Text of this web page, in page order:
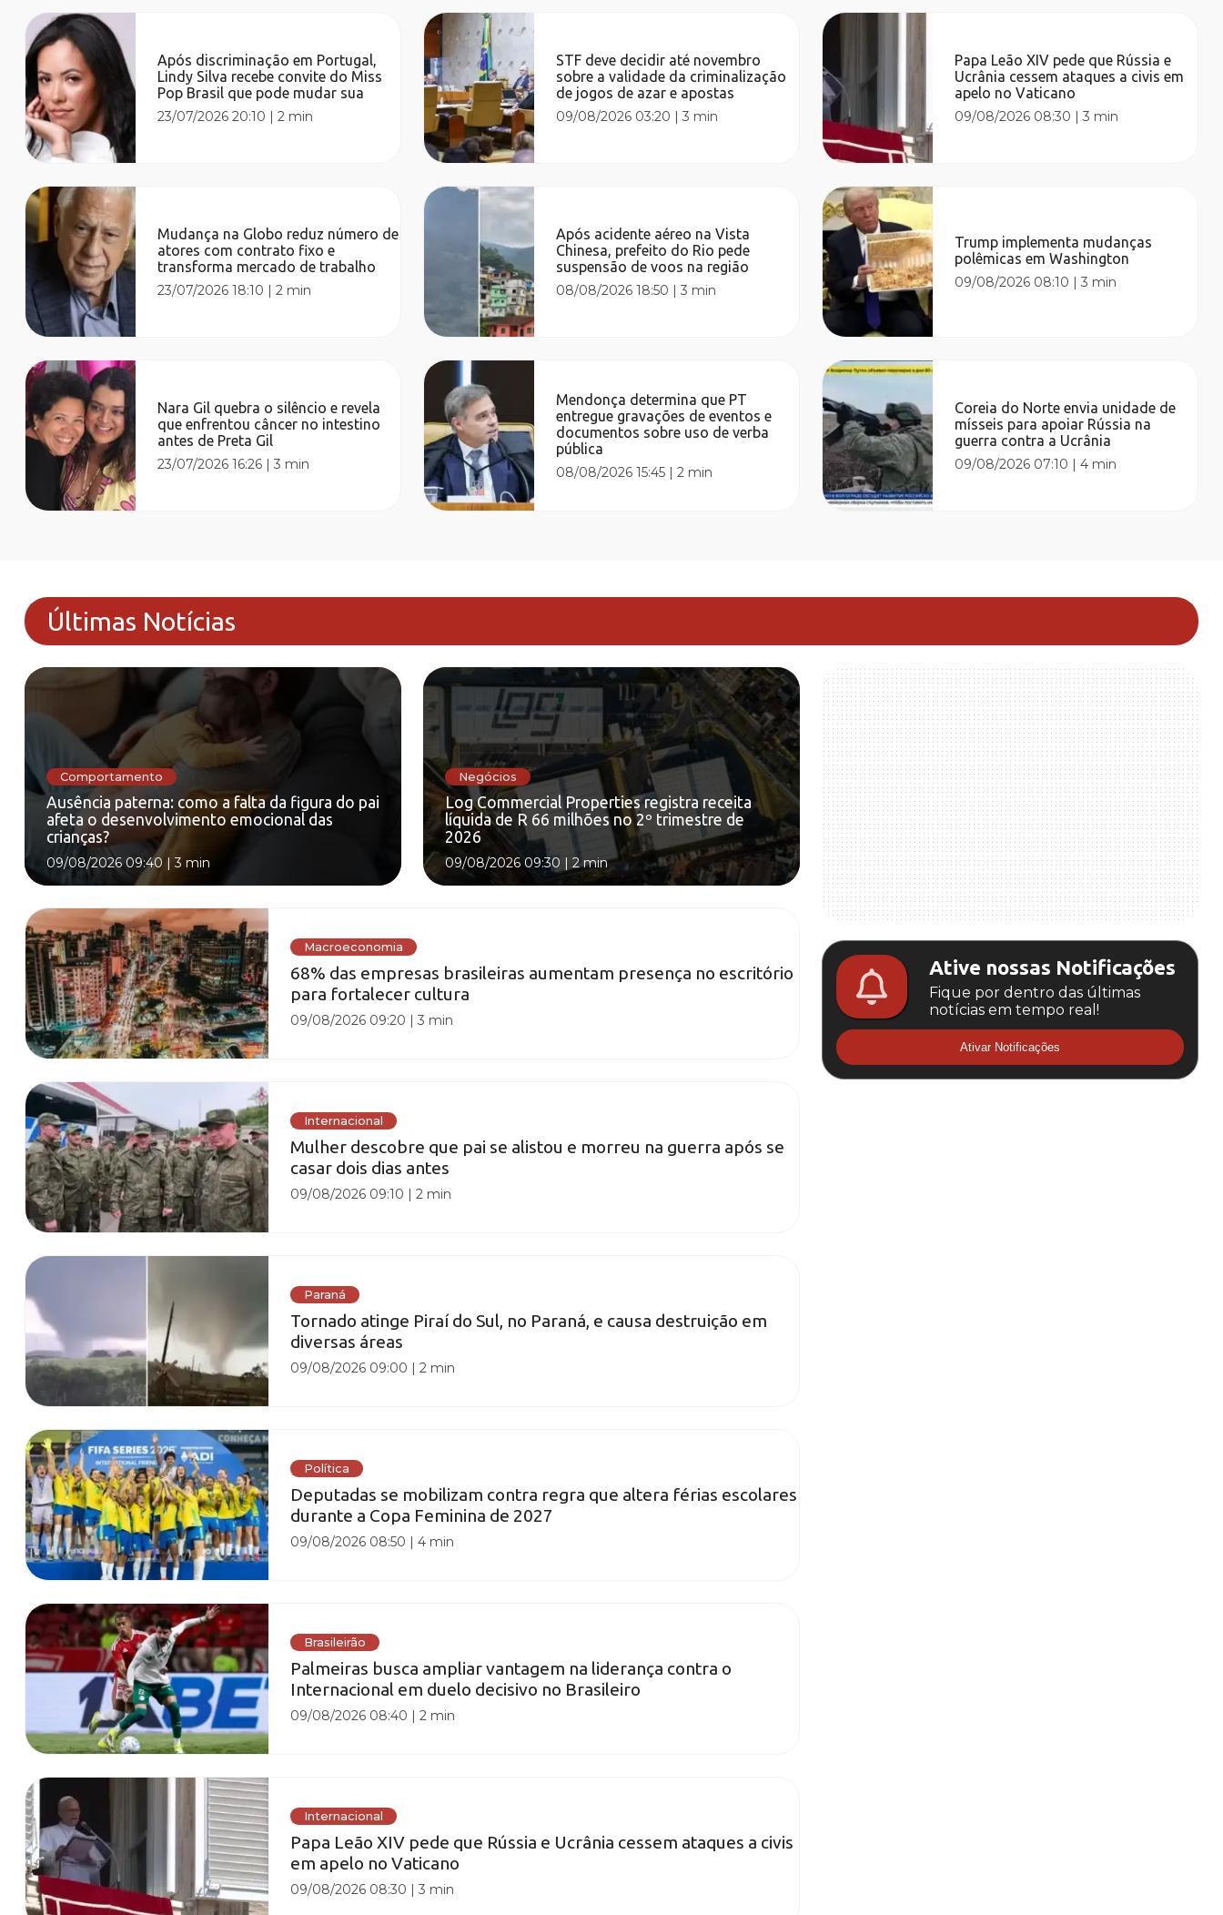
Após discriminação em Portugal,
Lindy Silva recebe convite do Miss
Pop Brasil que pode mudar sua
23/07/2026 20:10 |2 min
Mudança na Globo reduz número de
atores com contrato fixo e
transforma mercado de trabalho
23/07/2026 18:10 |2 min
Nara Gil quebra o silêncio e revela
que enfrentou câncer no intestino
antes de Preta Gil
23/07/2026 16:26 |3 min
STF deve decidir até novembro
sobre a validade da criminalização
de jogos de azar e apostas
09/08/2026 03:20 |3 min
Após acidente aéreo na Vista
Chinesa, prefeito do Rio pede
suspensão de voos na região
08/08/2026 18:50 |3 min
Mendonça determina que PT
entregue gravações de eventos e
documentos sobre uso de verba
pública
08/08/2026 15:45 |2 min
Papa Leão XIV pede que Rússia e
Ucrânia cessem ataques a civis em
apelo no Vaticano
09/08/2026 08:30 |3 min
Trump implementa mudanças
polêmicas em Washington
09/08/2026 08:10 |3 min
Coreia do Norte envia unidade de
mísseis para apoiar Rússia na
guerra contra a Ucrânia
09/08/2026 07:10 |4 min
Últimas Notícias
Comportamento
Ausência paterna: como a falta da figura do pai
afeta o desenvolvimento emocional das
crianças?
09/08/2026 09:40 |3 min
Negócios
Log Commercial Properties registra receita
líquida de R 66 milhões no 2º trimestre de
2026
09/08/2026 09:30 | 2 min
Macroeconomia
68% das empresas brasileiras aumentam presença no escritório
para fortalecer cultura
09/08/2026 09:20 |3 min
Internacional
Mulher descobre que pai se alistou e morreu na guerra após se
casar dois dias antes
09/08/2026 09:10 |2 min
Paraná
Tornado atinge Piraí do Sul, no Paraná, e causa destruição em
diversas áreas
09/08/2026 09:00 |2 min
Política
Deputadas se mobilizam contra regra que altera férias escolares
durante a Copa Feminina de 2027
09/08/2026 08:50 |4 min
Brasileirão
Palmeiras busca ampliar vantagem na liderança contra o
Internacional em duelo decisivo no Brasileiro
09/08/2026 08:40 |2 min
Internacional
Papa Leão XIV pede que Rússia e Ucrânia cessem ataques a civis
em apelo no Vaticano
09/08/2026 08:30 |3 min
Ative nossas Notificações
Fique por dentro das últimas
notícias em tempo real!
Ativar Notificações